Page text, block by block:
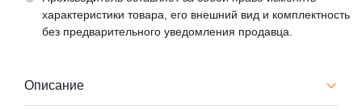
характеристики товара, его внешний вид и комплектность
без предварительного уведомления продавца.
Описание